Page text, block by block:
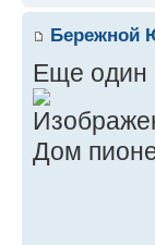
Бережной
Еще один
Дом